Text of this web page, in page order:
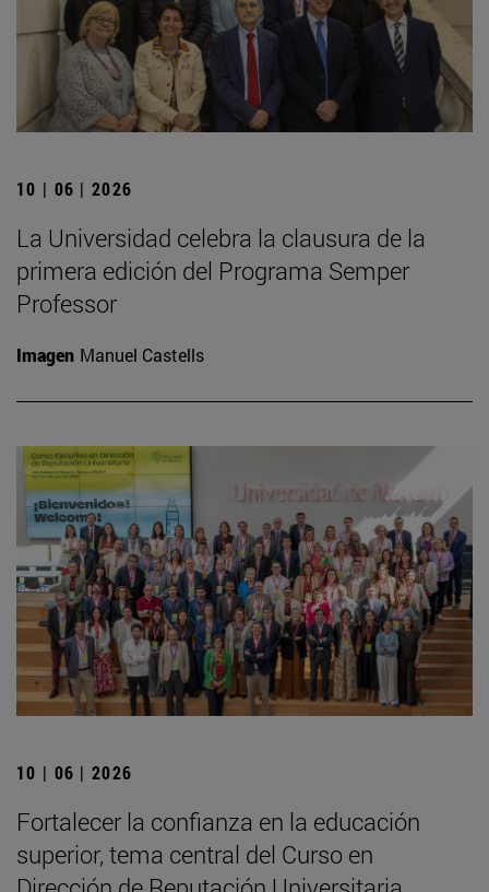
10 | 06 | 2026
La Universidad celebra la clausura de la
primera edición del Programa Semper
Professor
Imagen Manuel Castells
10 | 06 | 2026
Fortalecer la confianza en la educación
superior, tema central del Curso en